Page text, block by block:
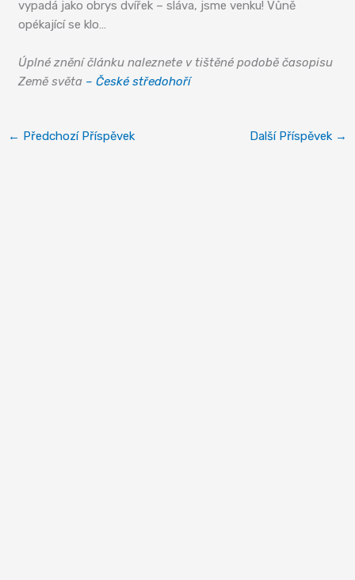
vypadá jako obrys dvířek – sláva, jsme venku! Vůně
opékající se klo…
Úplné znění článku naleznete v tištěné podobě časopisu
Země světa – České středohoří
← Předchozí Příspěvek Další Příspěvek →